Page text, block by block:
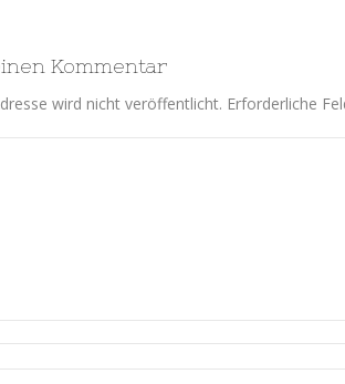
Kommentar
wird nicht veröffentlicht. Erforderliche